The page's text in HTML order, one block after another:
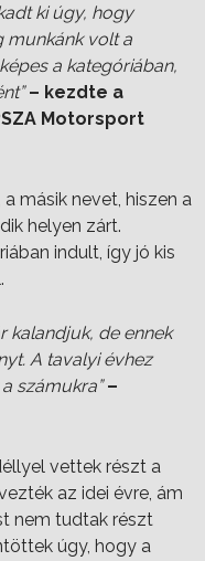
ki úgy, hogy
munkánk volt a
a kategóriában,
– kezdte a
Motorsport
másik nevet, hiszen a
helyen zárt.
indult, így jó kis
kalandjuk, de ennek
A tavalyi évhez
számukra” –
vettek részt a
az idei évre, ám
nem tudtak részt
úgy, hogy a